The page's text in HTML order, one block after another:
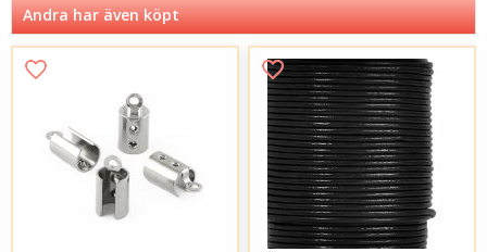
Andra har även köpt